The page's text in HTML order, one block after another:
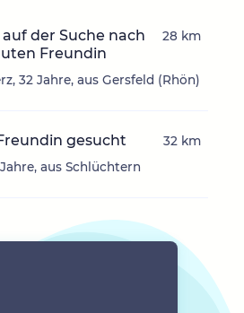
auf der Suche nach
Freundin
32 Jahre, aus Gersfeld (Rhön)
28 km
gesucht
aus Schlüchtern
32 km